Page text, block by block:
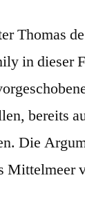
Thomas
in dieser
bereits
Die
Mittelmeer